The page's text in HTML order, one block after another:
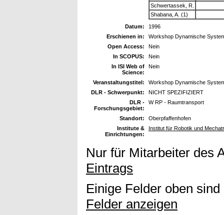
Schwertassek, R.
Shabana, A. (1)
Datum:
1996
Erschienen in:
Workshop Dynamische
Open Access:
Nein
In SCOPUS:
Nein
In ISI Web of
Science:
Nein
Veranstaltungstitel:
Workshop Dynamische
DLR - Schwerpunkt:
NICHT SPEZIFIZIERT
DLR -
Forschungsgebiet:
W RP - Raumtransport
Standort:
Oberpfaffenhofen
Institute &
Einrichtungen:
Institut für Robotik und
Nur für Mitarbeiter des
Eintrags
Einige Felder oben
Felder anzeigen